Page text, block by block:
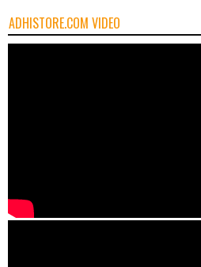
ADHISTORE.COM VIDEO